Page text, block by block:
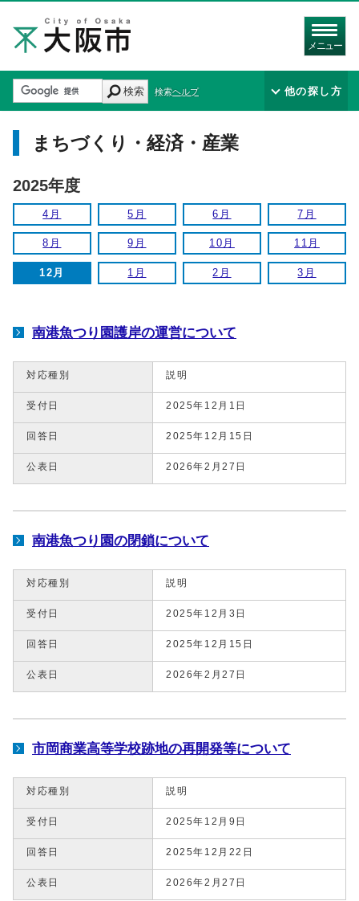
メニュー
検索 検索ヘルプ 他の探し方
まちづくり・経済・産業
2025年度
4月 5月 6月 7月
8月 9月 10月 11月
12月 1月 2月 3月
南港魚つり園護岸の運営について
対応種別 説明
受付日 2025年12月1日
回答日 2025年12月15日
公表日 2026年2月27日
南港魚つり園の閉鎖について
対応種別 説明
受付日 2025年12月3日
回答日 2025年12月15日
公表日 2026年2月27日
市岡商業高等学校跡地の再開発等について
対応種別 説明
受付日 2025年12月9日
回答日 2025年12月22日
公表日 2026年2月27日